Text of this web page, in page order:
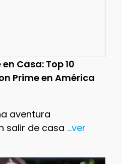
Casa: Top 10
Prime en América
aventura
salir de casa ...ver